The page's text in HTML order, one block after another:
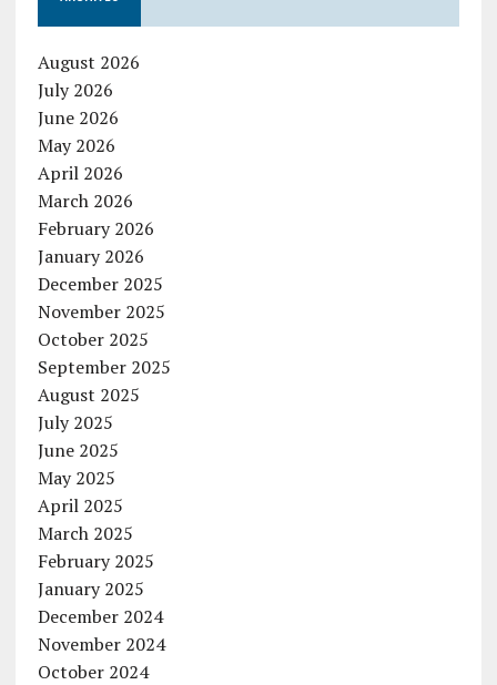
August 2026
July 2026
June 2026
May 2026
April 2026
March 2026
February 2026
January 2026
December 2025
November 2025
October 2025
September 2025
August 2025
July 2025
June 2025
May 2025
April 2025
March 2025
February 2025
January 2025
December 2024
November 2024
October 2024